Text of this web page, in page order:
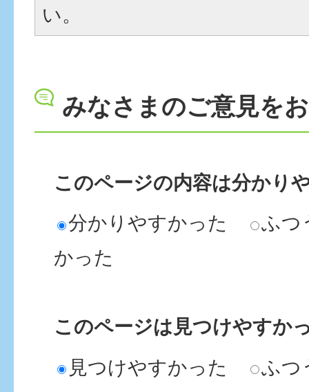
い。
みなさまのご意見を
このページの内容は分かり
分かりやすかった
ふつ
かった
このページは見つけやすか
見つけやすかった
ふつ